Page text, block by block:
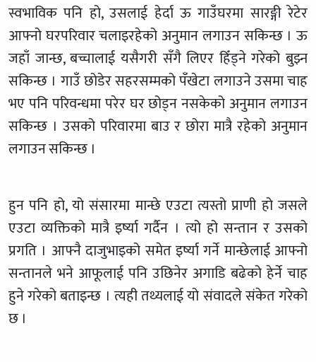
स्वभाविक पनि हो, उसलाई हेर्दा ऊ गाउँघरमा सारङ्गी रेटेर
आफ्नो घरपरिवार चलाइरहेको अनुमान लगाउन सकिन्छ । ऊ
जहाँ जान्छ, बच्चालाई यसैगरी सँगै लिएर हिँड्ने गरेको बुझ्न
सकिन्छ । गाउँ छोडेर सहरसम्मको पँखेटा लगाउने उसमा चाह
भए पनि परिवन्धमा परेर घर छोड्न नसकेको अनुमान लगाउन
सकिन्छ । उसको परिवारमा बाउ र छोरा मात्रै रहेको अनुमान
लगाउन सकिन्छ ।
हुन पनि हो, यो संसारमा मान्छे एउटा त्यस्तो प्राणी हो जसले
एउटा व्यक्तिको मात्रै इर्ष्या गर्दैन । त्यो हो सन्तान र उसको
प्रगति । आफ्नै दाजुभाइको समेत इर्ष्या गर्ने मान्छेलाई आफ्नो
सन्तानले भने आफूलाई पनि उछिनेर अगाडि बढेको हेर्ने चाह
हुने गरेको बताइन्छ । त्यही तथ्यलाई यो संवादले संकेत गरेको
छ ।